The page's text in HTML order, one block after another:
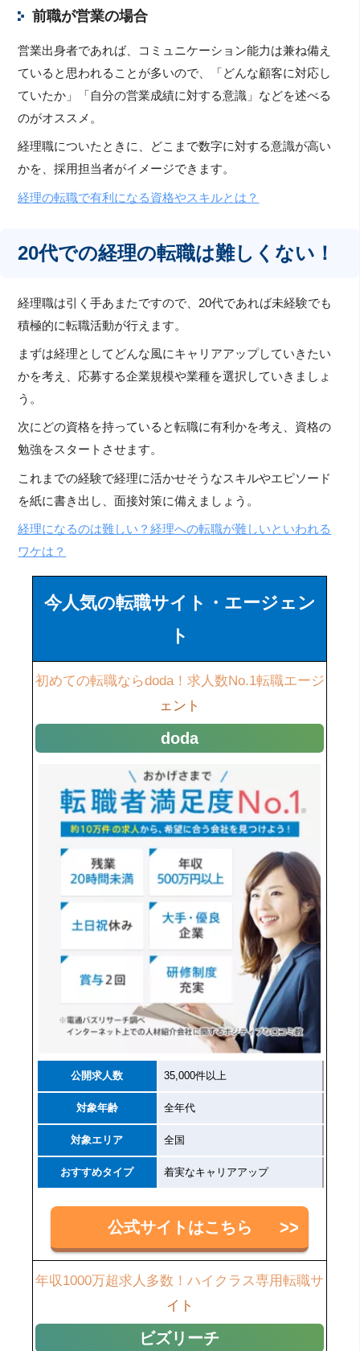
前職が営業の場合
営業出身者であれば、コミュニケーション能力は兼ね備え
ていると思われることが多いので、「どんな顧客に対応し
ていたか」「自分の営業成績に対する意識」などを述べる
のがオススメ。
経理職についたときに、どこまで数字に対する意識が高い
かを、採用担当者がイメージできます。
経理の転職で有利になる資格やスキルとは？
20代での経理の転職は難しくない！
経理職は引く手あまたですので、20代であれば未経験でも
積極的に転職活動が行えます。
まずは経理としてどんな風にキャリアアップしていきたい
かを考え、応募する企業規模や業種を選択していきましょ
う。
次にどの資格を持っていると転職に有利かを考え、資格の
勉強をスタートさせます。
これまでの経験で経理に活かせそうなスキルやエピソード
を紙に書き出し、面接対策に備えましょう。
経理になるのは難しい？経理への転職が難しいといわれる
ワケは？
今人気の転職サイト・エージェン
ト
初めての転職ならdoda！求人数No.1転職エージ
ェント
doda
公開求人数 35,000件以上
対象年齢 全年代
対象エリア 全国
おすすめタイプ 着実なキャリアアップ
公式サイトはこちら
年収1000万超求人多数！ハイクラス専用転職サ
イト
ビズリーチ